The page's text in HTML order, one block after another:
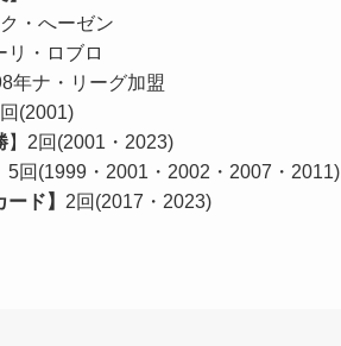
・へーゼン
リ・ロブロ
年ナ・リーグ加盟
(2001)
】2回(2001・2023)
5回(1999・2001・2002・2007・2011)
ド】 2回(2017・2023)